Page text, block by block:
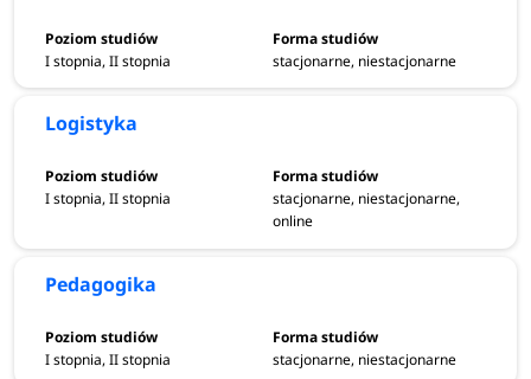
I stopnia, II stopnia stacjonarne, niestacjonarne
Logistyka
I stopnia, II stopnia
stacjonarne, niestacjonarne,
online
Pedagogika
I stopnia, II stopnia stacjonarne, niestacjonarne